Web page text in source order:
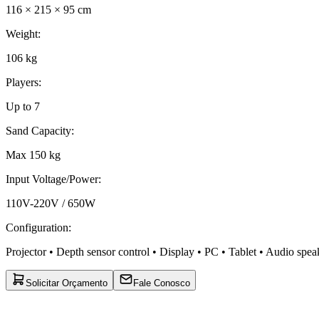
116 × 215 × 95 cm
Weight:
106 kg
Players:
Up to 7
Sand Capacity:
Max 150 kg
Input Voltage/Power:
110V-220V / 650W
Configuration:
Projector • Depth sensor control • Display • PC • Tablet • Audio
Solicitar Orçamento Fale Conosco